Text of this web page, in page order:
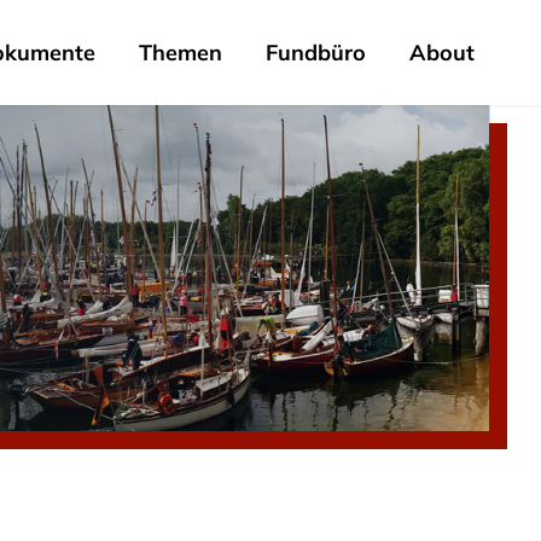
Themen Fundbüro About